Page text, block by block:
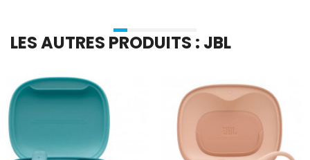
LES AUTRES PRODUITS : JBL